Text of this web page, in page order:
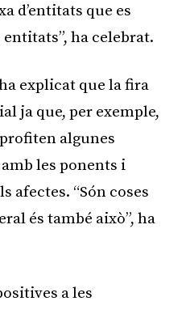
d’entitats que es
ha celebrat.
explicat que la fira
ja que, per exemple,
algunes
les ponents i
afectes. “Són coses
és també això”, ha
a les